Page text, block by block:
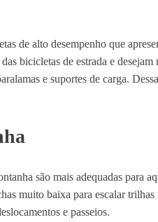
de alto desempenho que
bicicletas de estrada e
e suportes de carga.
são mais adequadas para
muito baixa para escalar
e passeios.